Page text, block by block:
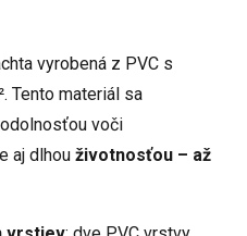
vyrobená z PVC s
Tento materiál sa
voči
aj dlhou životnosťou – až